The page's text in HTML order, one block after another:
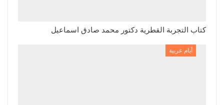
كتاب التجربة القطرية دكتور محمد صادق اسماعيل
أيام عربية